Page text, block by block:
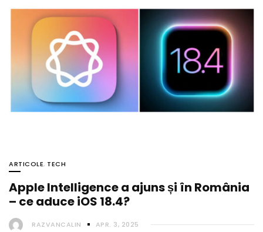
ARTICOLE, TECH
Apple Intelligence a ajuns și în România
– ce aduce iOS 18.4?
RAZVANCALIN APR. 3, 2025